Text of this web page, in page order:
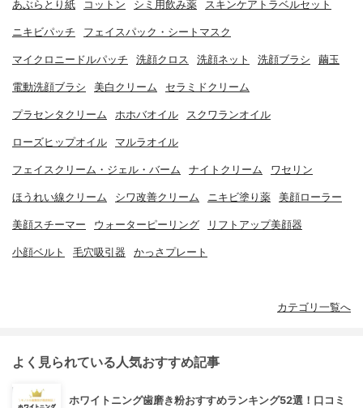
あぶらとり紙 コットン シミ用飲み薬 スキンケアトラベルセット
ニキビパッチ フェイスパック・シートマスク
マイクロニードルパッチ 洗顔クロス 洗顔ネット 洗顔ブラシ 繭玉
電動洗顔ブラシ 美白クリーム セラミドクリーム
プラセンタクリーム ホホバオイル スクワランオイル
ローズヒップオイル マルラオイル
フェイスクリーム・ジェル・バーム ナイトクリーム ワセリン
ほうれい線クリーム シワ改善クリーム ニキビ塗り薬 美顔ローラー
美顔スチーマー ウォーターピーリング リフトアップ美顔器
小顔ベルト 毛穴吸引器 かっさプレート
カテゴリ一覧へ
よく見られている人気おすすめ記事
ホワイトニング歯磨き粉おすすめランキング52選！口コミ